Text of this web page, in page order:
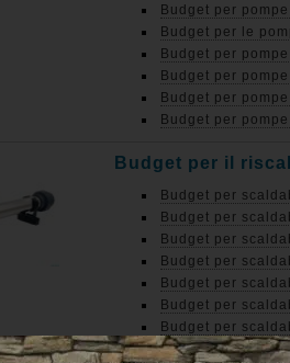
Budget per
Budget per le
Budget per
Budget per
Budget per
Budget per
Budget per il
Budget per
Budget per
Budget per
Budget per
Budget per
Budget per
Budget per
Budget per